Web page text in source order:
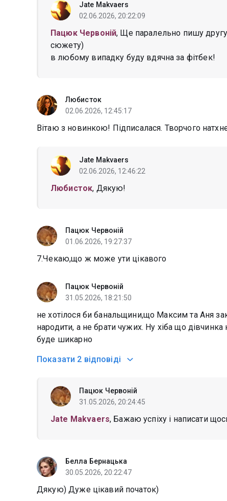
Jate Makvaers
02.06.2026, 20:22:09
Пацюк Червоній, Ще паралельно пишу
сюжету)
в любому випадку буду вдячна за фітбек!
Любисток
02.06.2026, 12:45:17
Вітаю з новинкою! Підписалася. Творчого
Jate Makvaers
02.06.2026, 12:46:22
Любисток, Дякую!
Пацюк Червоній
01.06.2026, 19:27:37
7.Чекаю,що ж може ути цікавого
Пацюк Червоній
31.05.2026, 18:21:50
не хотілося би банальщини,що Максим та Аня
народити, а не брати чужих. Ну хіба що
буде шикарно
Показати 2 відповіді
Пацюк Червоній
31.05.2026, 20:24:45
Jate Makvaers, Бажаю успіху і написати
Белла Бернацька
30.05.2026, 20:22:47
Дякую) Дуже цікавий початок)